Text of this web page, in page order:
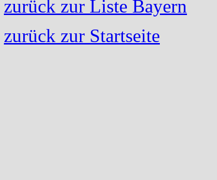
zurück zur Liste Bayern
zurück zur Startseite